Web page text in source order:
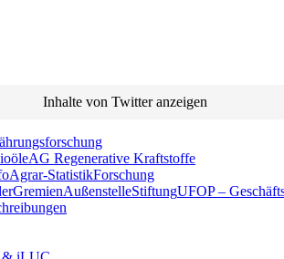
Inhalte von Twitter anzeigen
AG Regenerative Kraftstoffe
Agrar-StatistikForschung
GremienAußenstelleStiftungUFOP –